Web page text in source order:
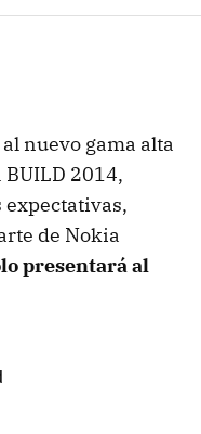
nuevo gama alta
2014,
de Nokia
presentará al